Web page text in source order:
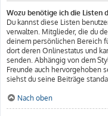
Wozu benötige ich die Listen
Du kannst diese Listen
verwalten. Mitglieder, die du
deinem persönlichen Bereich
dort deren Onlinestatus und
senden. Abhängig von dem
Freunde auch hervorgehoben
siehst du seine Beiträge
Nach oben